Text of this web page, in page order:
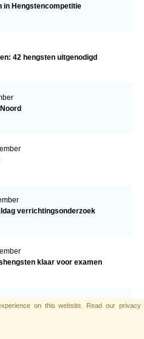
in Hengstencompetitie
42 hengsten uitgenodigd
verrichtingsonderzoek
klaar voor examen
on this website. Read our privacy